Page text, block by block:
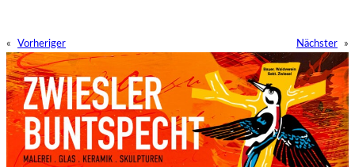
« Vorheriger Nächster »